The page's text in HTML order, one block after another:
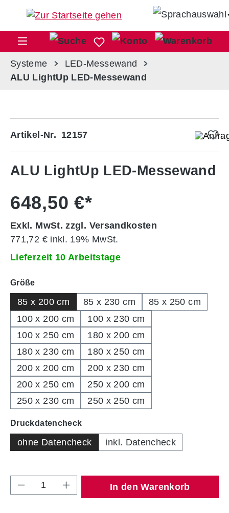
Zum Hauptinhalt springen
Systeme
LED-Messewand
ALU LightUp LED-Messewand
Bildergalerie überspringen
Artikel-Nr. 12157
ALU LightUp LED-Messewand
648,50 €*
Exkl. MwSt. zzgl. Versandkosten
771,72 € inkl. 19% MwSt.
Lieferzeit 10 Arbeitstage
Größeauswählen
85 x 200 cm 85 x 230 cm
85 x 250 cm
100 x 200 cm
100 x 230 cm
100 x 250 cm
180 x 200 cm
180 x 230 cm
180 x 250 cm
200 x 200 cm
200 x 230 cm
200 x 250 cm
250 x 200 cm
250 x 230 cm
250 x 250 cm
Druckdatencheckauswählen
ohne Datencheck inkl. Datencheck
Produkt Anzahl: Gib den gewünschten
In den Warenkorb